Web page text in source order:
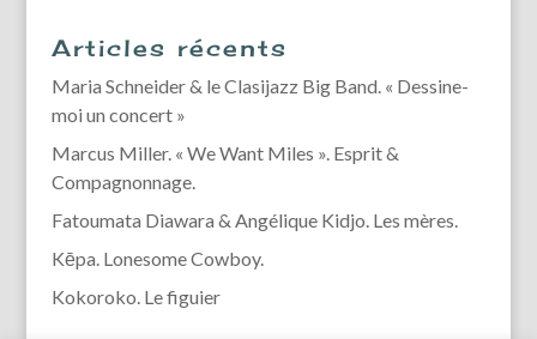
Articles récents
Maria Schneider & le Clasijazz Big Band. « Dessine-
moi un concert »
Marcus Miller. « We Want Miles ». Esprit &
Compagnonnage.
Fatoumata Diawara & Angélique Kidjo. Les mères.
Kēpa. Lonesome Cowboy.
Kokoroko. Le figuier